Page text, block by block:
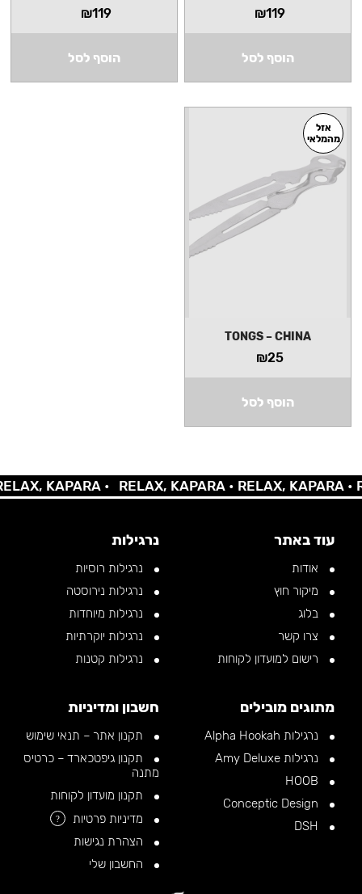
₪119
הוסף לסל
₪119
הוסף לסל
אזל
מהמלאי
TONGS – CHINA
₪25
הוסף לסל
KAPARA • RELAX, KAPARA •RELAX, KAPARA •
עוד באתר
אודות
מיקור חוץ
בלוג
צרו קשר
רישום למועדון לקוחות
נרגילות
נרגילות רוסיות
נרגילות נירוסטה
נרגילות מיוחדות
נרגילות יוקרתיות
נרגילות קטנות
מתוגים מובילים
נרגילות Alpha Hookah
נרגילות Amy Deluxe
חשבון ומדיניות
תקנון אתר – תנאי שימוש
תקנון גיפטכארד – כרטיס
מתנה
תקנון מועדון לקוחות
מדיניות פרטיות
?
הצהרת נגישות
החשבון שלי